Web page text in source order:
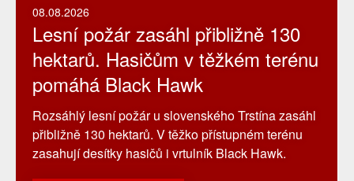
08.08.2026
Lesní požár zasáhl přibližně 130
hektarů. Hasičům v těžkém terénu
pomáhá Black Hawk
Rozsáhlý lesní požár u slovenského Trstína zasáhl
přibližně 130 hektarů. V těžko přístupném terénu
zasahují desítky hasičů i vrtulník Black Hawk.